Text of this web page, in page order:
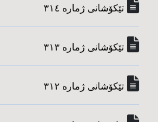
تێکۆشانی ژماره‌ ٣١٤
تێکۆشانی ژماره‌ ٣١٣
تێکۆشانی ژماره‌ ٣١٢